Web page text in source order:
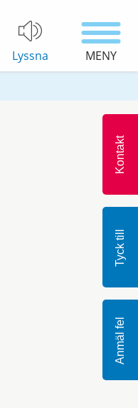
Lyssna MENY
Kontakt
Tyck till
Anmäl fel